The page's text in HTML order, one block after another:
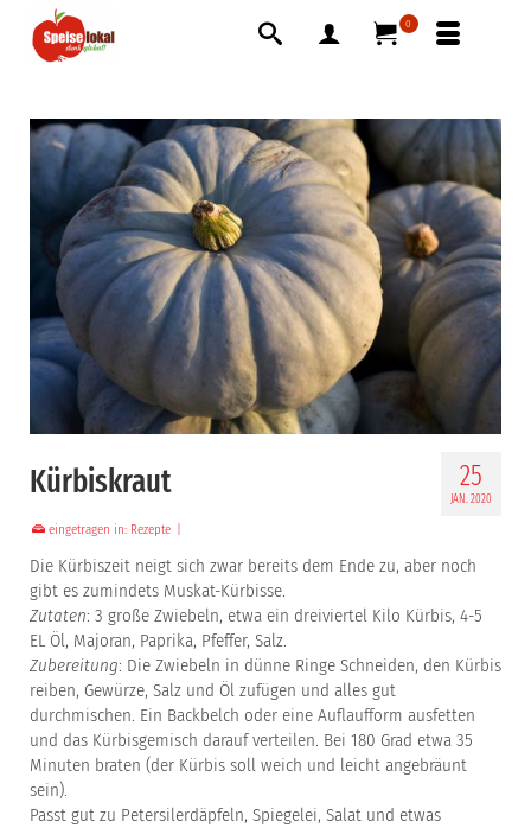
0
25
JAN. 2020
Kürbiskraut
eingetragen in: Rezepte
Die Kürbiszeit neigt sich zwar bereits dem Ende zu, aber noch
gibt es zumindets Muskat-Kürbisse.
Zutaten: 3 große Zwiebeln, etwa ein dreiviertel Kilo Kürbis, 4-5
EL Öl, Majoran, Paprika, Pfeffer, Salz.
Zubereitung: Die Zwiebeln in dünne Ringe Schneiden, den Kürbis
reiben, Gewürze, Salz und Öl zufügen und alles gut
durchmischen. Ein Backbelch oder eine Auflaufform ausfetten
und das Kürbisgemisch darauf verteilen. Bei 180 Grad etwa 35
Minuten braten (der Kürbis soll weich und leicht angebräunt
sein).
Passt gut zu Petersilerdäpfeln, Spiegelei, Salat und etwas